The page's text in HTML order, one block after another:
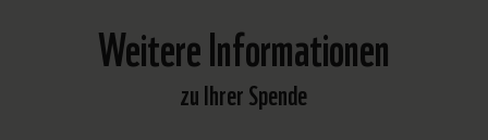
Weitere Informationen
zu Ihrer Spende